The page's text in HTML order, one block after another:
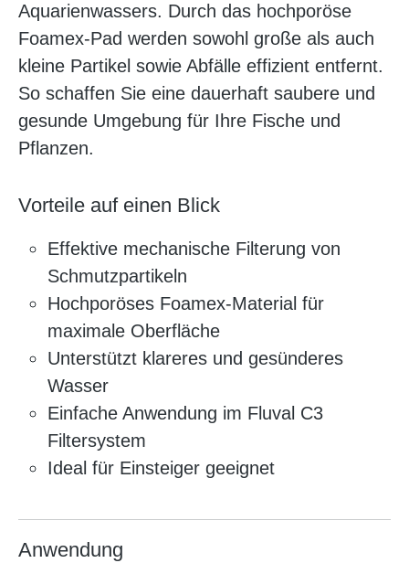
Aquarienwassers. Durch das hochporöse
Foamex-Pad werden sowohl große als auch
kleine Partikel sowie Abfälle effizient entfernt.
So schaffen Sie eine dauerhaft saubere und
gesunde Umgebung für Ihre Fische und
Pflanzen.
Vorteile auf einen Blick
Effektive mechanische Filterung von
Schmutzpartikeln
Hochporöses Foamex-Material für
maximale Oberfläche
Unterstützt klareres und gesünderes
Wasser
Einfache Anwendung im Fluval C3
Filtersystem
Ideal für Einsteiger geeignet
Anwendung